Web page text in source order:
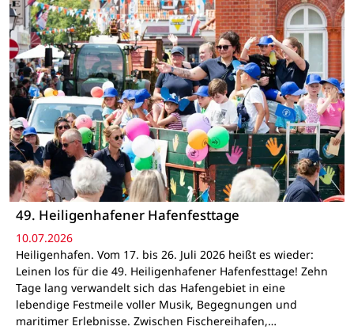
49. Heiligenhafener Hafenfesttage
10.07.2026
Heiligenhafen. Vom 17. bis 26. Juli 2026 heißt es wieder:
Leinen los für die 49. Heiligenhafener Hafenfesttage! Zehn
Tage lang verwandelt sich das Hafengebiet in eine
lebendige Festmeile voller Musik, Begegnungen und
maritimer Erlebnisse. Zwischen Fischereihafen,…